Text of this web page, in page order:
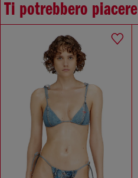
Ti potrebbero piacere